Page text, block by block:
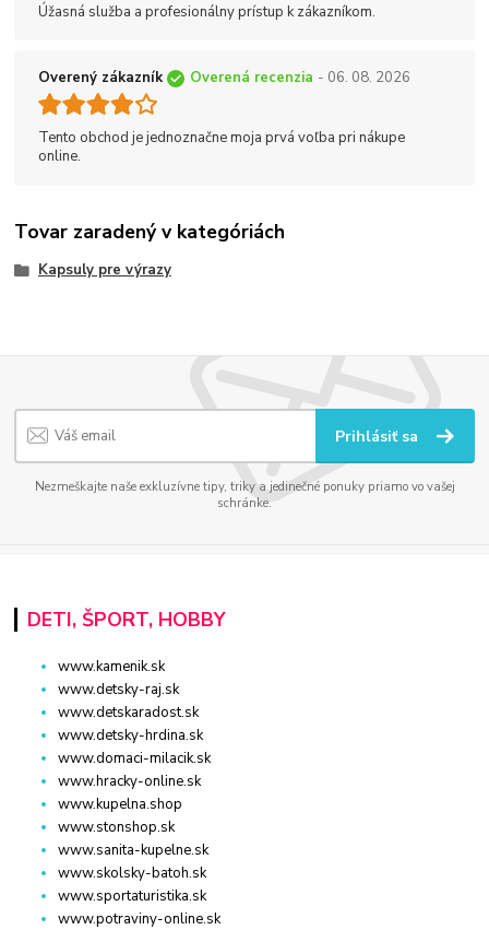
Úžasná služba a profesionálny prístup k zákazníkom.
Overený zákazník Overená recenzia - 06. 08. 2026
Tento obchod je jednoznačne moja prvá voľba pri nákupe
online.
Tovar zaradený v kategóriách
Kapsuly pre výrazy
Prihlásiť sa
Nezmeškajte naše exkluzívne tipy, triky a jedinečné ponuky priamo vo vašej
schránke.
DETI, ŠPORT, HOBBY
www.kamenik.sk
www.detsky-raj.sk
www.detskaradost.sk
www.detsky-hrdina.sk
www.domaci-milacik.sk
www.hracky-online.sk
www.kupelna.shop
www.stonshop.sk
www.sanita-kupelne.sk
www.skolsky-batoh.sk
www.sportaturistika.sk
www.potraviny-online.sk